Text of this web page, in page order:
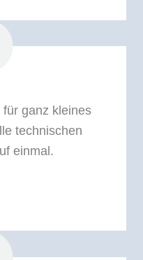
ganz kleines
technischen
einmal.